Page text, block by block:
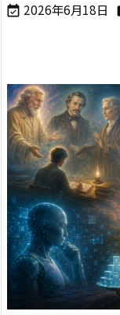
 2026年6月18日